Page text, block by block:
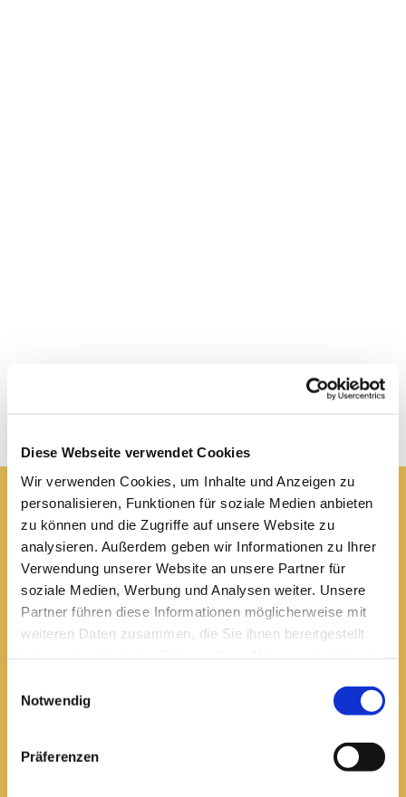
Diese Webseite verwendet Cookies
Wir verwenden Cookies, um Inhalte und Anzeigen zu
personalisieren, Funktionen für soziale Medien anbieten
zu können und die Zugriffe auf unsere Website zu
analysieren. Außerdem geben wir Informationen zu Ihrer
Verwendung unserer Website an unsere Partner für
soziale Medien, Werbung und Analysen weiter. Unsere
Partner führen diese Informationen möglicherweise mit
weiteren Daten zusammen, die Sie ihnen bereitgestellt
Notwendig
Präferenzen
Veranstaltungen in Ichtershausen
Pfarrei St. Elisabeth Arnstadt
kath-kg-arnstadt@bistum-erfurt.de
Büro Arnstadt
Arnstadt, 99310